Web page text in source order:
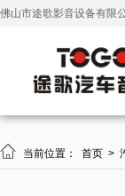
佛山市途歌影音设备有限
 当前位置： 首页 >